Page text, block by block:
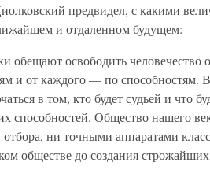
предвидел, с какими
и отдаленном будущем:
обещают освободить
и от каждого — по способностям.
в том, кто будет судьей и что
способностей. Общество нашего
отбора, ни точными аппаратами
обществе до создания